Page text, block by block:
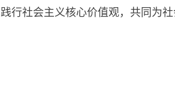
行社会主义核心价值观，共同为